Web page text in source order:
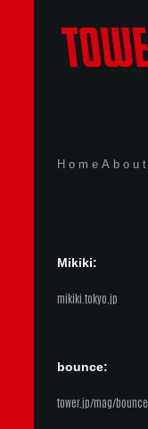
Home About
Mikiki:
mikiki.tokyo.jp
bounce:
tower.jp/mag/bounce